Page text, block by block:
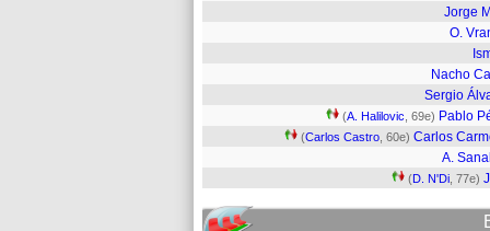
Jorge
O.
Nacho
Sergio
(A. Halilovic , 69e) Pablo
(Carlos Castro , 60e) Carlos
A.
(D. N'Di , 77e)